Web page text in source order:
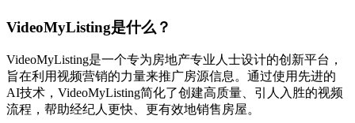
VideoMyListing是什么？
VideoMyListing是一个专为房地产专业人士设计的创新平台，
旨在利用视频营销的力量来推广房源信息。通过使用先进的
AI技术，VideoMyListing简化了创建高质量、引人入胜的视频
流程，帮助经纪人更快、更有效地销售房屋。